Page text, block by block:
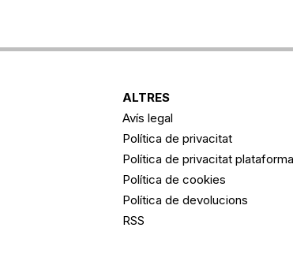
ALTRES
Avís legal
Política de privacitat
Política de privacitat
Política de cookies
Política de devolucions
RSS